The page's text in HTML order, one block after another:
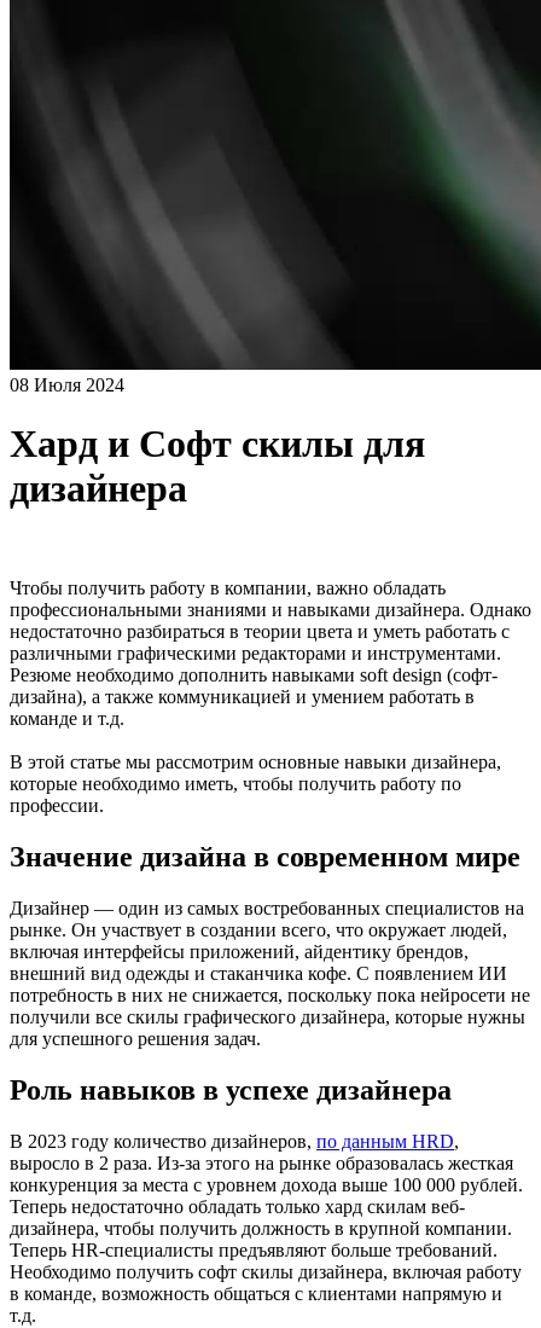
08 Июля 2024
Хард и Софт скилы для
дизайнера
Чтобы получить работу в компании, важно обладать
профессиональными знаниями и навыками дизайнера. Однако
недостаточно разбираться в теории цвета и уметь работать с
различными графическими редакторами и инструментами.
Резюме необходимо дополнить навыками soft design (софт-
дизайна), а также коммуникацией и умением работать в
команде и т.д.
В этой статье мы рассмотрим основные навыки дизайнера,
которые необходимо иметь, чтобы получить работу по
профессии.
Значение дизайна в современном мире
Дизайнер — один из самых востребованных специалистов на
рынке. Он участвует в создании всего, что окружает людей,
включая интерфейсы приложений, айдентику брендов,
внешний вид одежды и стаканчика кофе. С появлением ИИ
потребность в них не снижается, поскольку пока нейросети не
получили все скилы графического дизайнера, которые нужны
для успешного решения задач.
Роль навыков в успехе дизайнера
В 2023 году количество дизайнеров, по данным HRD,
выросло в 2 раза. Из-за этого на рынке образовалась жесткая
конкуренция за места с уровнем дохода выше 100 000 рублей.
Теперь недостаточно обладать только хард скилам веб-
дизайнера, чтобы получить должность в крупной компании.
Теперь HR-специалисты предъявляют больше требований.
Необходимо получить софт скилы дизайнера, включая работу
в команде, возможность общаться с клиентами напрямую и
т.д.